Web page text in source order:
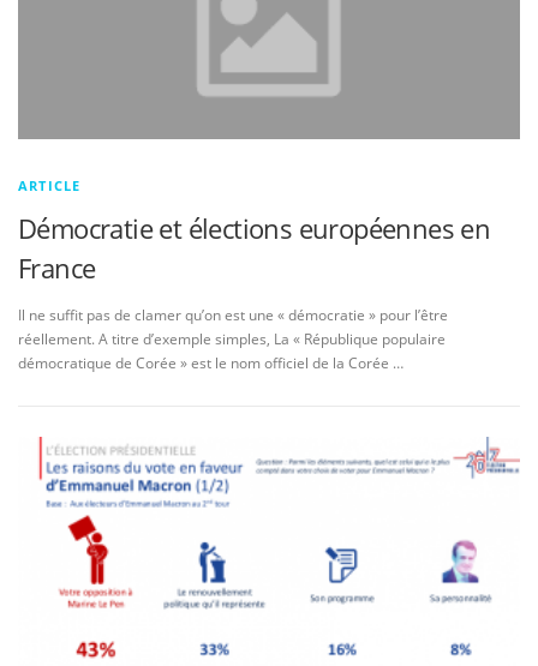
ARTICLE
Démocratie et élections européennes en
France
Il ne suffit pas de clamer qu’on est une « démocratie » pour l’être
réellement. A titre d’exemple simples, La « République populaire
démocratique de Corée » est le nom officiel de la Corée …